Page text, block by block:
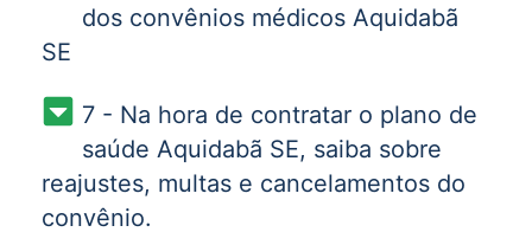
dos convênios médicos Aquidabã
SE
7 - Na hora de contratar o plano de
saúde Aquidabã SE, saiba sobre
reajustes, multas e cancelamentos do
convênio.